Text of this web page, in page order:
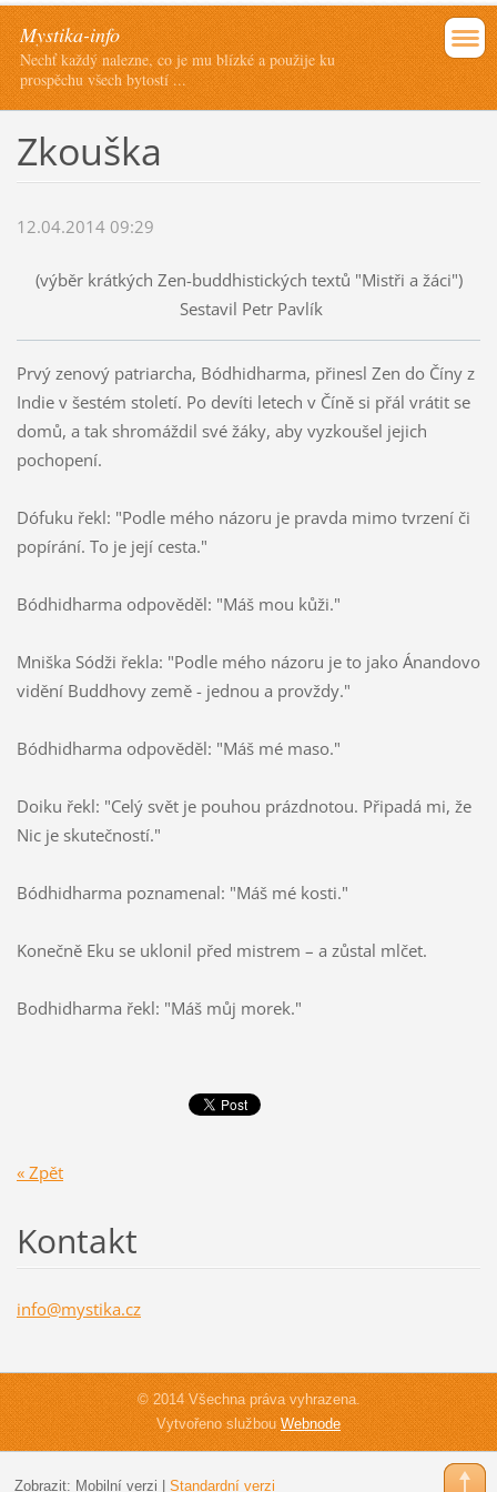
Mystika-info
Nechť každý nalezne, co je mu blízké a použije ku
prospěchu všech bytostí ...
Zkouška
12.04.2014 09:29
(výběr krátkých Zen-buddhistických textů "Mistři a žáci")
Sestavil Petr Pavlík
Prvý zenový patriarcha, Bódhidharma, přinesl Zen do Číny z
Indie v šestém století. Po devíti letech v Číně si přál vrátit se
domů, a tak shromáždil své žáky, aby vyzkoušel jejich
pochopení.
Dófuku řekl: "Podle mého názoru je pravda mimo tvrzení či
popírání. To je její cesta."
Bódhidharma odpověděl: "Máš mou kůži."
Mniška Sódži řekla: "Podle mého názoru je to jako Ánandovo
vidění Buddhovy země - jednou a provždy."
Bódhidharma odpověděl: "Máš mé maso."
Doiku řekl: "Celý svět je pouhou prázdnotou. Připadá mi, že
Nic je skutečností."
Bódhidharma poznamenal: "Máš mé kosti."
Konečně Eku se uklonil před mistrem – a zůstal mlčet.
Bodhidharma řekl: "Máš můj morek."
« Zpět
Kontakt
info@mystika.cz
© 2014 Všechna práva vyhrazena.
Vytvořeno službouWebnode
Zobrazit: Mobilní verzi Standardní verzi